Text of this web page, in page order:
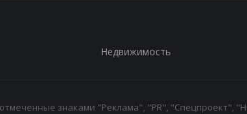
Недвижимость
знаками "Реклама", "PR", "Спецпроект",